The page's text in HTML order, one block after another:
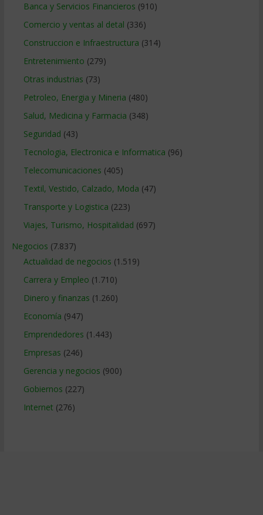
Banca y Servicios Financieros (910)
Comercio y ventas al detal (336)
Construccion e Infraestructura (314)
Entretenimiento (279)
Otras industrias (73)
Petroleo, Energia y Mineria (480)
Salud, Medicina y Farmacia (348)
Seguridad (43)
Tecnologia, Electronica e Informatica (96)
Telecomunicaciones (405)
Textil, Vestido, Calzado, Moda (47)
Transporte y Logistica (223)
Viajes, Turismo, Hospitalidad (697)
Negocios (7.837)
Actualidad de negocios (1.519)
Carrera y Empleo (1.710)
Dinero y finanzas (1.260)
Economía (947)
Emprendedores (1.443)
Empresas (246)
Gerencia y negocios (900)
Gobiernos (227)
Internet (276)